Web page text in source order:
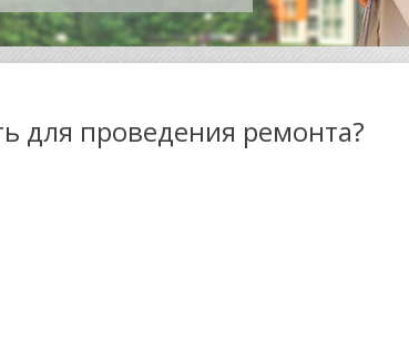
для проведения ремонта?